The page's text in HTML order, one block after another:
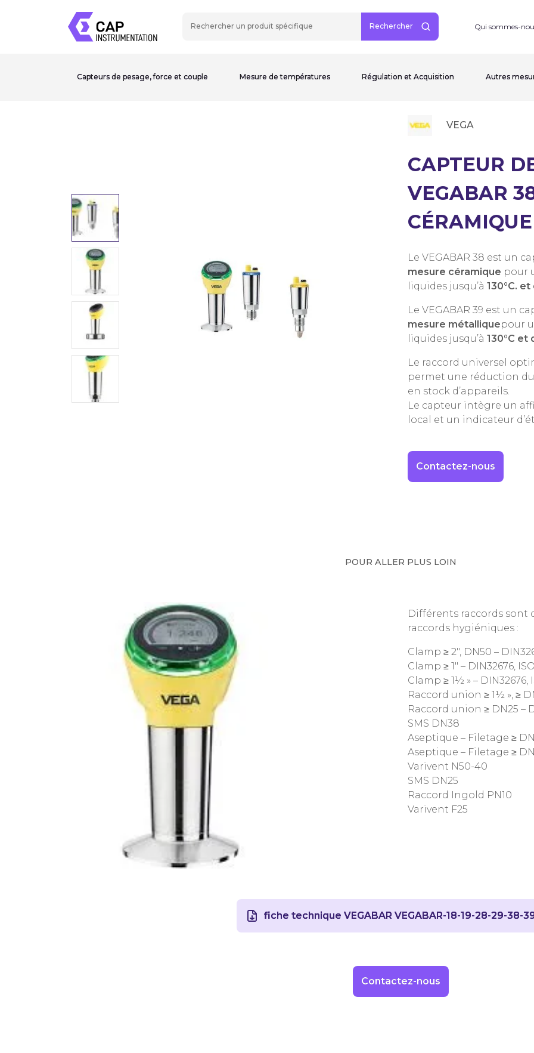
Rechercher Qui sommes-
Capteurs de pesage, force et couple Mesure de températures Régulation et Acquisition Autres
VEGA
CAPTEUR
VEGABAR
Le VEGABAR 38 est un
mesure céramique pour
liquides jusqu’à 130°C.
Le VEGABAR 39 est un
mesure métalliquepour
liquides jusqu’à 130°C et
Le raccord universel
permet une réduction
en stock d’appareils.
Le capteur intègre un
local et un indicateur
Contactez-nous
POUR ALLER PLUS LOIN
Différents raccords sont
raccords hygiéniques :
Clamp ≥ 2″, DN50 –
Clamp ≥ 1″ – DIN32676,
Clamp ≥ 1½ » – DIN32676,
Raccord union ≥ 1½ », ≥
Raccord union ≥ DN25 –
SMS DN38
Aseptique – Filetage ≥
Aseptique – Filetage ≥
Varivent N50-40
SMS DN25
Raccord Ingold PN10
Varivent F25
fiche technique VEGABAR VEGABAR-18-19-28-29-38-
Contactez-nous